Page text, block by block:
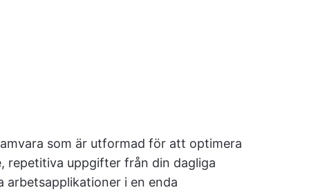
som är utformad för att optimera
repetitiva uppgifter från din dagliga
arbetsapplikationer i en enda